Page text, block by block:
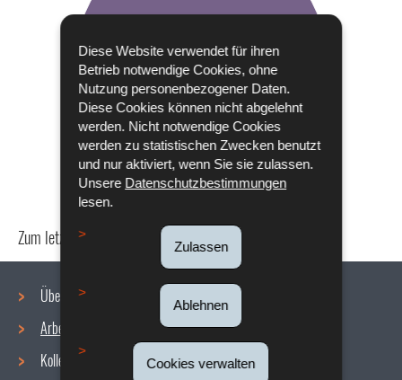
Diese Website verwendet für ihren
Betrieb notwendige Cookies, ohne
Nutzung personenbezogener Daten.
Diese Cookies können nicht abgelehnt
werden. Nicht notwendige Cookies
werden zu statistischen Zwecken benutzt
und nur aktiviert, wenn Sie sie zulassen.
Unsere Datenschutzbestimmungen
lesen.
Zulassen
Ablehnen
Cookies verwalten
Zum letzten Mal aktualisiert am 18/12/2019
Navigationsmenü
Über uns
Arbeitsbedingungen
Kollektive Vereinbarungen